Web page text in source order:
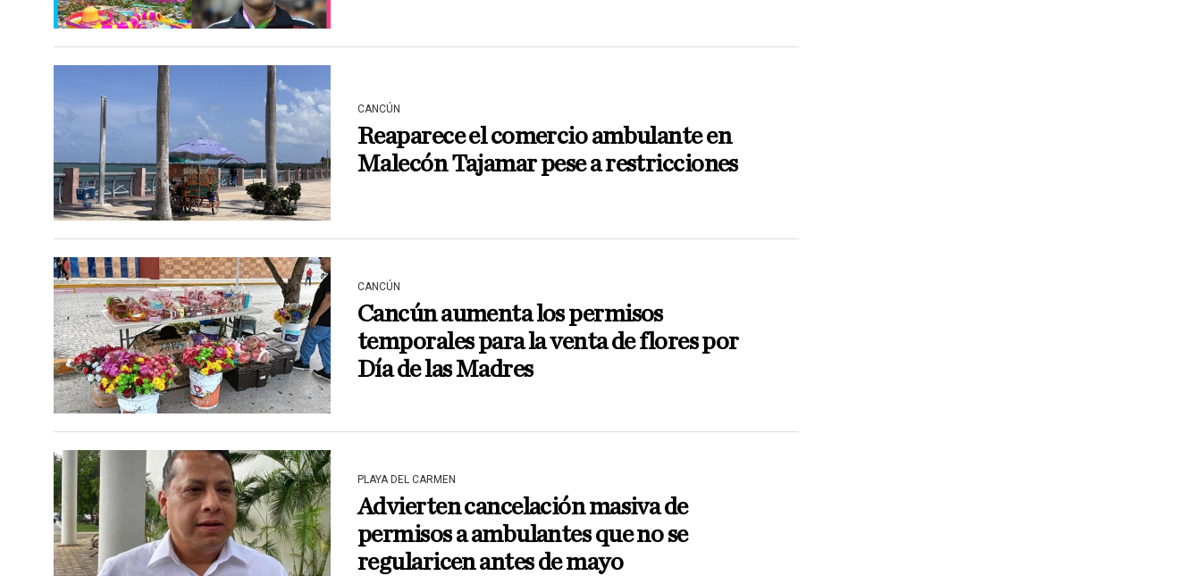
CANCÚN
Reaparece el comercio ambulante en
Malecón Tajamar pese a restricciones
CANCÚN
Cancún aumenta los permisos
temporales para la venta de flores por
Día de las Madres
PLAYA DEL CARMEN
Advierten cancelación masiva de
permisos a ambulantes que no se
regularicen antes de mayo